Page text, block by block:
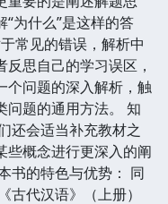
为什么”是这样的答
常见的错误，解析中
思自己的学习误区，
个问题的深入解析，触
问题的通用方法。 知
还会适当补充教材之
些概念进行更深入的阐
书的特色与优势： 同
古代汉语》（上册）